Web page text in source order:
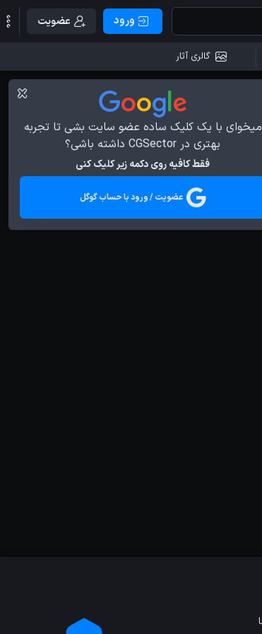
ورود عضویت
گالری آثار
میخوای با یک کلیک ساده عضو سایت بشی تا تجربه
بهتری در CGSector داشته باشی؟
فقط کافیه روی دکمه زیر کلیک کنی
عضویت / ورود با حساب گوگل